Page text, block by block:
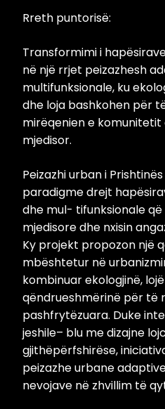
Rreth puntorisë:
Transformimi i
në një rrjet peizazhesh
multifunksionale, ku
dhe loja bashkohen për
mirëqenien e
mjedisor.
Peizazhi urban i
paradigme drejt
dhe mul- tifunksionale
mjedisore dhe nxisin
Ky projekt propozon një
mbështetur në
kombinuar ekologjinë,
qëndrueshmërinë për të
pashfrytëzuara. Duke
jeshile– blu me dizajne
gjithëpërfshirëse,
peizazhe urbane
nevojave në zhvillim të